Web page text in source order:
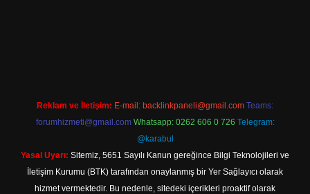
Reklam ve İletişim: E-mail: backlinkpaneli@gmail.com Teams:
forumhizmeti@gmail.com Whatsapp: 0262 606 0 726 Telegram:
@karabul
Yasal Uyarı: Sitemiz, 5651 Sayılı Kanun gereğince Bilgi Teknolojileri ve
İletişim Kurumu (BTK) tarafından onaylanmış bir Yer Sağlayıcı olarak
hizmet vermektedir. Bu nedenle, sitedeki içerikleri proaktif olarak